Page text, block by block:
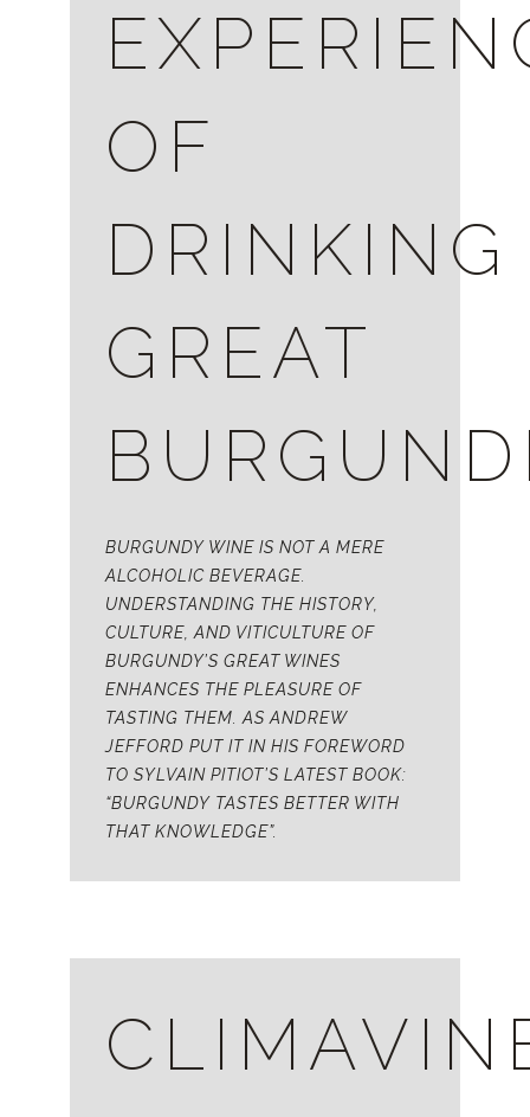
OF
DRINKING
GREAT
BURGUNDY WINE IS NOT A MERE
ALCOHOLIC BEVERAGE.
UNDERSTANDING THE HISTORY,
CULTURE, AND VITICULTURE OF
BURGUNDY’S GREAT WINES
ENHANCES THE PLEASURE OF
TASTING THEM. AS ANDREW
JEFFORD PUT IT IN HIS FOREWORD
TO SYLVAIN PITIOT’S LATEST BOOK:
“BURGUNDY TASTES BETTER WITH
THAT KNOWLEDGE”.